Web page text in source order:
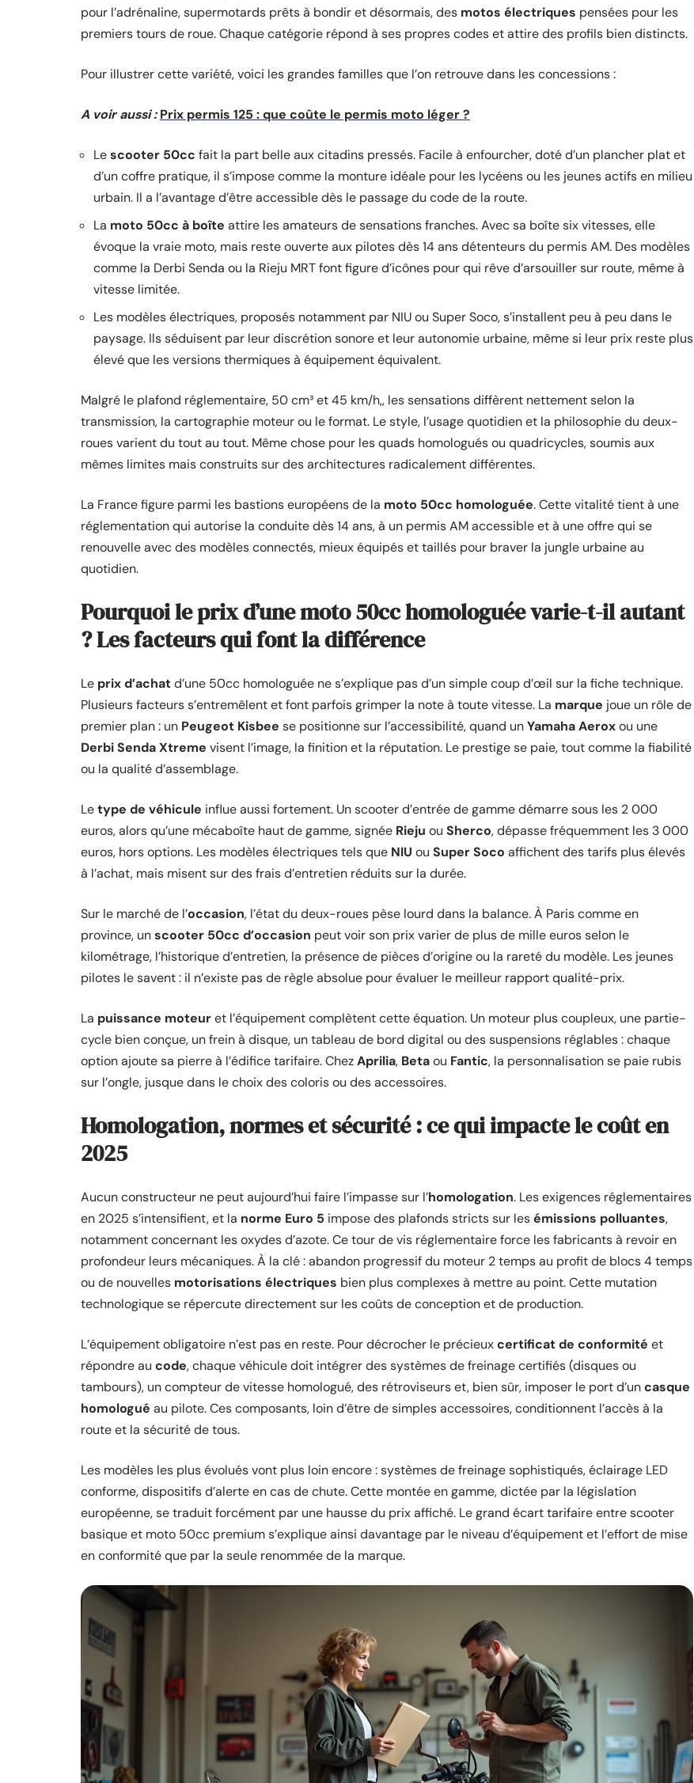
pour l’adrénaline, supermotards prêts à bondir et désormais, des motos électriques pensées pour les
premiers tours de roue. Chaque catégorie répond à ses propres codes et attire des profils bien distincts.
Pour illustrer cette variété, voici les grandes familles que l’on retrouve dans les concessions :
A voir aussi : Prix permis 125 : que coûte le permis moto léger ?
Lescooter 50cc fait la part belle aux citadins pressés. Facile à enfourcher, doté d’un plancher plat et
d’un coffre pratique, il s’impose comme la monture idéale pour les lycéens ou les jeunes actifs en milieu
urbain. Il a l’avantage d’être accessible dès le passage du code de la route.
La moto 50cc à boîte attire les amateurs de sensations franches. Avec sa boîte six vitesses, elle
évoque la vraie moto, mais reste ouverte aux pilotes dès 14 ans détenteurs du permis AM. Des modèles
comme la Derbi Senda ou la Rieju MRT font figure d’icônes pour qui rêve d’arsouiller sur route, même à
vitesse limitée.
Les modèles électriques, proposés notamment par NIU ou Super Soco, s’installent peu à peu dans le
paysage. Ils séduisent par leur discrétion sonore et leur autonomie urbaine, même si leur prix reste plus
élevé que les versions thermiques à équipement équivalent.
Malgré le plafond réglementaire, 50 cm³ et 45 km/h,, les sensations diffèrent nettement selon la
transmission, la cartographie moteur ou le format. Le style, l’usage quotidien et la philosophie du deux-
roues varient du tout au tout. Même chose pour les quads homologués ou quadricycles, soumis aux
mêmes limites mais construits sur des architectures radicalement différentes.
La France figure parmi les bastions européens de la moto 50cc homologuée. Cette vitalité tient à une
réglementation qui autorise la conduite dès 14 ans, à un permis AM accessible et à une offre qui se
renouvelle avec des modèles connectés, mieux équipés et taillés pour braver la jungle urbaine au
quotidien.
Pourquoi le prix d’une moto 50cc homologuée varie-t-il autant
? Les facteurs qui font la différence
Le prix d’achatd’une 50cc homologuée ne s’explique pas d’un simple coup d’œil sur la fiche technique.
Plusieurs facteurs s’entremêlent et font parfois grimper la note à toute vitesse. La marque joue un rôle de
premier plan : un Peugeot Kisbee se positionne sur l’accessibilité, quand unYamaha Aeroxou une
Derbi Senda Xtreme visent l’image, la finition et la réputation. Le prestige se paie, tout comme la fiabilité
ou la qualité d’assemblage.
Letype de véhicule influe aussi fortement. Un scooter d’entrée de gamme démarre sous les 2 000
euros, alors qu’une mécaboîte haut de gamme, signée Rieju ou Sherco, dépasse fréquemment les 3 000
euros, hors options. Les modèles électriques tels que NIU ou Super Soco affichent des tarifs plus élevés
à l’achat, mais misent sur des frais d’entretien réduits sur la durée.
Sur le marché de l’occasion, l’état du deux-roues pèse lourd dans la balance. À Paris comme en
province, unscooter 50cc d’occasion peut voir son prix varier de plus de mille euros selon le
kilométrage, l’historique d’entretien, la présence de pièces d’origine ou la rareté du modèle. Les jeunes
pilotes le savent : il n’existe pas de règle absolue pour évaluer le meilleur rapport qualité-prix.
La puissance moteuret l’équipement complètent cette équation. Un moteur plus coupleux, une partie-
cycle bien conçue, un frein à disque, un tableau de bord digital ou des suspensions réglables : chaque
option ajoute sa pierre à l’édifice tarifaire. ChezAprilia, Betaou Fantic, la personnalisation se paie rubis
sur l’ongle, jusque dans le choix des coloris ou des accessoires.
Homologation, normes et sécurité : ce qui impacte le coût en
2025
Aucun constructeur ne peut aujourd’hui faire l’impasse sur l’homologation. Les exigences réglementaires
en 2025 s’intensifient, et la norme Euro 5 impose des plafonds stricts sur lesémissions polluantes,
notamment concernant les oxydes d’azote. Ce tour de vis réglementaire force les fabricants à revoir en
profondeur leurs mécaniques. À la clé : abandon progressif du moteur 2 temps au profit de blocs 4 temps
ou de nouvelles motorisations électriques bien plus complexes à mettre au point. Cette mutation
technologique se répercute directement sur les coûts de conception et de production.
L’équipement obligatoire n’est pas en reste. Pour décrocher le précieuxcertificat de conformité et
répondre au code, chaque véhicule doit intégrer des systèmes de freinage certifiés (disques ou
tambours), un compteur de vitesse homologué, des rétroviseurs et, bien sûr, imposer le port d’uncasque
homologué au pilote. Ces composants, loin d’être de simples accessoires, conditionnent l’accès à la
route et la sécurité de tous.
Les modèles les plus évolués vont plus loin encore : systèmes de freinage sophistiqués, éclairage LED
conforme, dispositifs d’alerte en cas de chute. Cette montée en gamme, dictée par la législation
européenne, se traduit forcément par une hausse du prix affiché. Le grand écart tarifaire entre scooter
basique et moto 50cc premium s’explique ainsi davantage par le niveau d’équipement et l’effort de mise
en conformité que par la seule renommée de la marque.